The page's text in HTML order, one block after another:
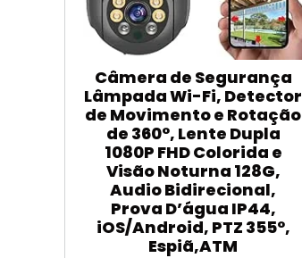
Câmera de Segurança
Lâmpada Wi-Fi, Detector
de Movimento e Rotação
de 360°, Lente Dupla
1080P FHD Colorida e
Visão Noturna 128G,
Audio Bidirecional,
Prova D’água IP44,
iOS/Android, PTZ 355°,
Espiã,ATM